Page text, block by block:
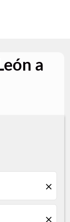
a
close
close